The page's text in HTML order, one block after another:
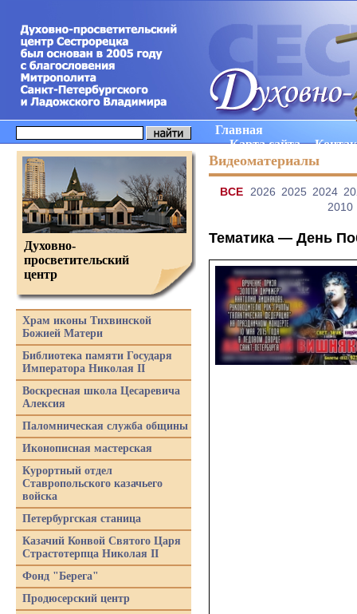
Главная
Карта сайта
Видеоматериалы
ВCE 2026 2025 2024
2010
Тематика — День
Духовно-
просветительский
центр
Храм иконы Тихвинской
Божией Матери
Библиотека памяти Государя
Императора Николая II
Воскресная школа Цесаревича
Алексия
Паломническая служба общины
Иконописная мастерская
Курортный отдел
Ставропольского казачьего
войска
Петербургская станица
Казачий Конвой Святого Царя
Страстотерпца Николая II
Фонд "Берега"
Продюсерский центр